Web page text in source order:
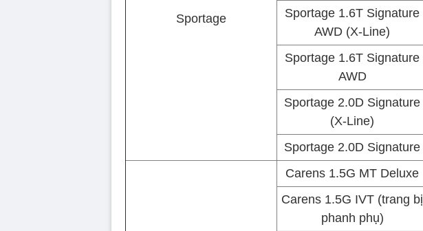
Sportage
Sportage 1.6T Signature
AWD (X-Line)
Sportage 1.6T Signature
AWD
Sportage 2.0D Signature
(X-Line)
Sportage 2.0D Signature
Carens 1.5G MT Deluxe
Carens 1.5G IVT (trang bị
phanh phụ)